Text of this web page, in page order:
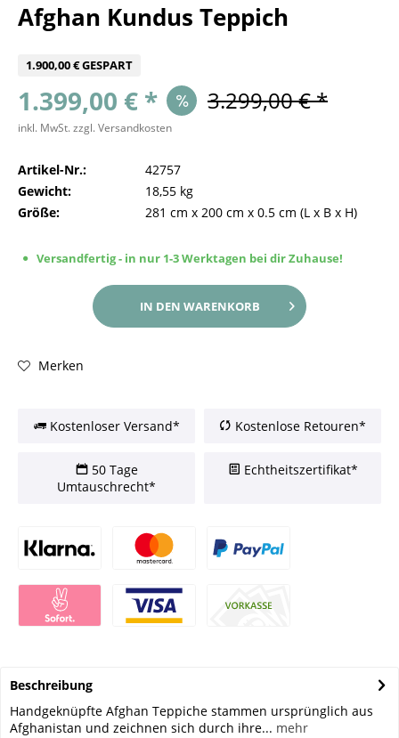
Afghan Kundus Teppich
1.900,00 € GESPART
1.399,00 € * 3.299,00 € *
inkl. MwSt.zzgl. Versandkosten
Artikel-Nr.:
42757
Gewicht:
18,55 kg
Größe:
281 cm x 200 cm x 0.5 cm (L x B x H)
Versandfertig - in nur 1-3 Werktagen bei dir Zuhause!
IN DEN WARENKORB
Merken
Kostenloser Versand* Kostenlose Retouren*
50 Tage
Umtauschrecht*
Echtheitszertifikat*
Beschreibung
Handgeknüpfte Afghan Teppiche stammen ursprünglich aus
Afghanistan und zeichnen sich durch ihre... mehr